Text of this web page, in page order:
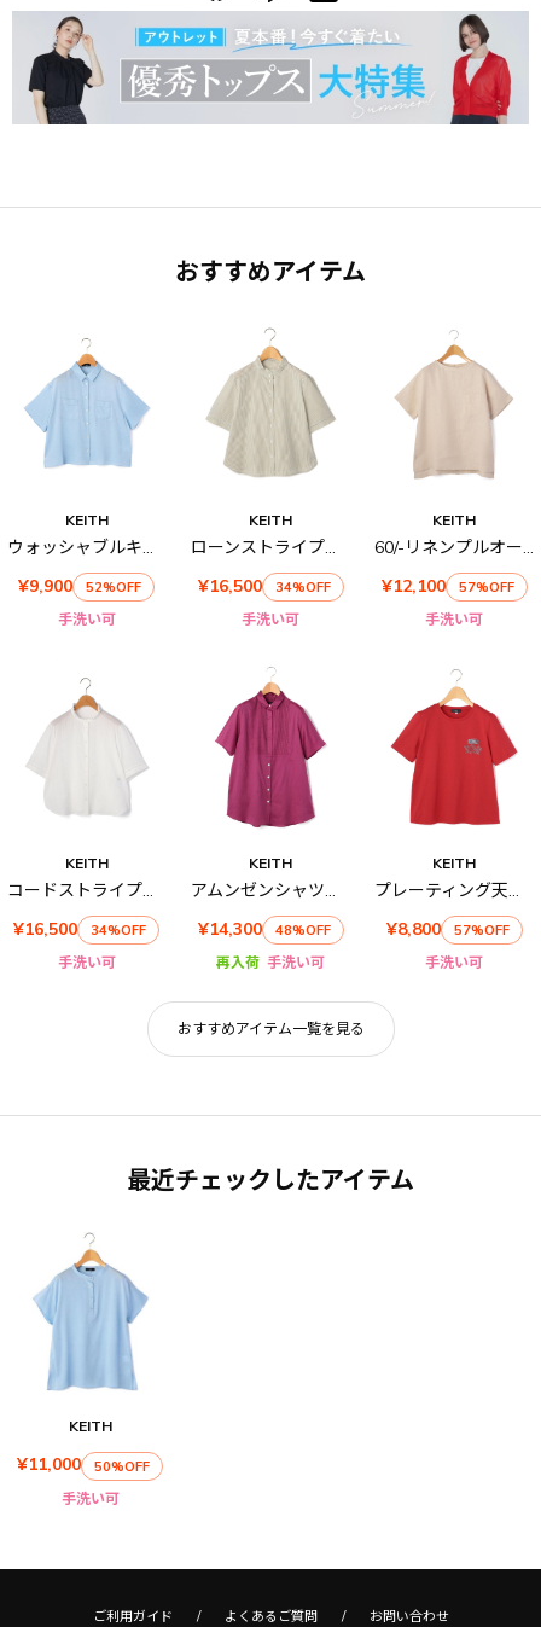
おすすめアイテム
KEITH
ウォッシャブルキュプラブラウス
¥9,900
52%OFF
手洗い可
KEITH
ローンストライプハーフスリーブブラウス
¥16,500
34%OFF
手洗い可
KEITH
60/-リネンプルオーバーブラウス
¥12,100
57%OFF
手洗い可
KEITH
コードストライプハーフスリーブブラウス
¥16,500
34%OFF
手洗い可
KEITH
アムンゼンシャツブラウス
¥14,300
48%OFF
再入荷 手洗い可
KEITH
プレーティング天竺カットソー
¥8,800
57%OFF
手洗い可
おすすめアイテム一覧を見る
最近チェックしたアイテム
KEITH
¥11,000 50%OFF
手洗い可
ご利用ガイド よくあるご質問 お問い合わせ